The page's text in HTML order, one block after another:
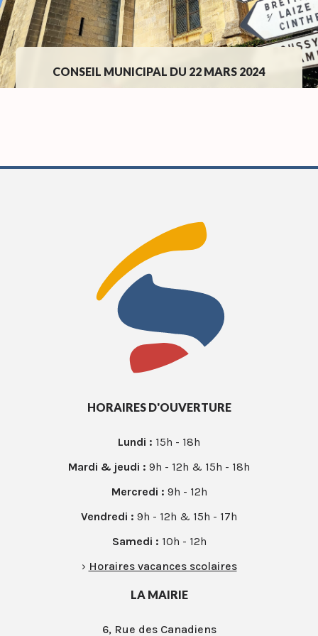
CONSEIL MUNICIPAL DU 22 MARS 2024
HORAIRES D'OUVERTURE
Lundi : 15h - 18h
Mardi & jeudi : 9h - 12h & 15h - 18h
Mercredi : 9h - 12h
Vendredi : 9h - 12h & 15h - 17h
Samedi : 10h - 12h
› Horaires vacances scolaires
LA MAIRIE
6, Rue des Canadiens